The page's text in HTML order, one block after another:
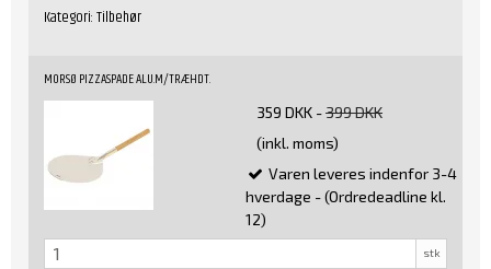
Kategori:Tilbehør
MORSØ PIZZASPADE ALU.M/TRÆHDT.
359 DKK -399 DKK
(inkl. moms)
Varen leveres indenfor 3-4
hverdage - (Ordredeadline kl.
12)
stk